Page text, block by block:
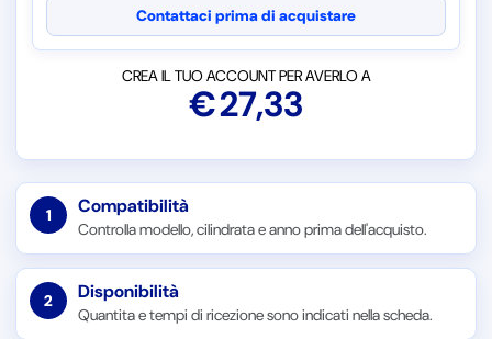
Contattaci prima di acquistare
CREA IL TUO ACCOUNT PER AVERLO A
€27,33
1 Compatibilità
Controlla modello, cilindrata e anno prima dell'acquisto.
2 Disponibilità
Quantita e tempi di ricezione sono indicati nella scheda.